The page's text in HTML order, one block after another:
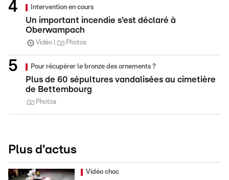
Intervention en cours
Un important incendie s'est déclaré à
Oberwampach
Vidéo Photos
Pour récupérer le bronze des ornements ?
Plus de 60 sépultures vandalisées au cimetière
de Bettembourg
Photos
Plus d'actus
Vidéo choc